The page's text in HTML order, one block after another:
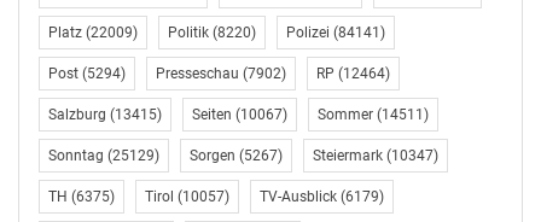
Platz (22009) Politik (8220) Polizei (84141)
Post (5294) Presseschau (7902) RP (12464)
Salzburg (13415) Seiten (10067) Sommer (14511)
Sonntag (25129) Sorgen (5267) Steiermark (10347)
TH (6375) Tirol (10057) TV-Ausblick (6179)